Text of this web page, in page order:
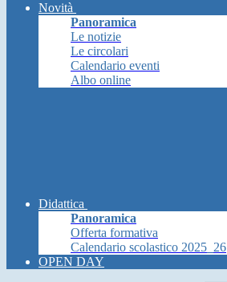
Novità
Panoramica
Le notizie
Le circolari
Calendario eventi
Albo online
Didattica
Panoramica
Offerta formativa
Calendario scolastico 2025_26
OPEN DAY